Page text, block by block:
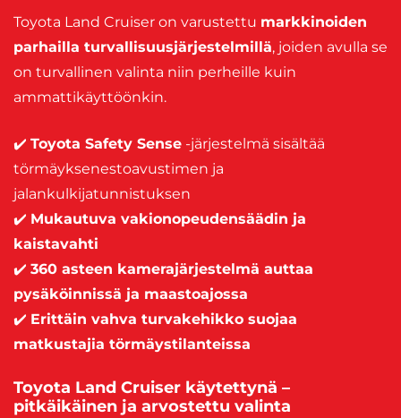
Toyota Land Cruiser on varustettu markkinoiden
parhailla turvallisuusjärjestelmillä, joiden avulla se
on turvallinen valinta niin perheille kuin
ammattikäyttöönkin.
✔️ Toyota Safety Sense -järjestelmä sisältää
törmäyksenestoavustimen ja
jalankulkijatunnistuksen
✔️ Mukautuva vakionopeudensäädin ja
kaistavahti
✔️ 360 asteen kamerajärjestelmä auttaa
pysäköinnissä ja maastoajossa
✔️ Erittäin vahva turvakehikko suojaa
matkustajia törmäystilanteissa
Toyota Land Cruiser käytettynä –
pitkäikäinen ja arvostettu valinta